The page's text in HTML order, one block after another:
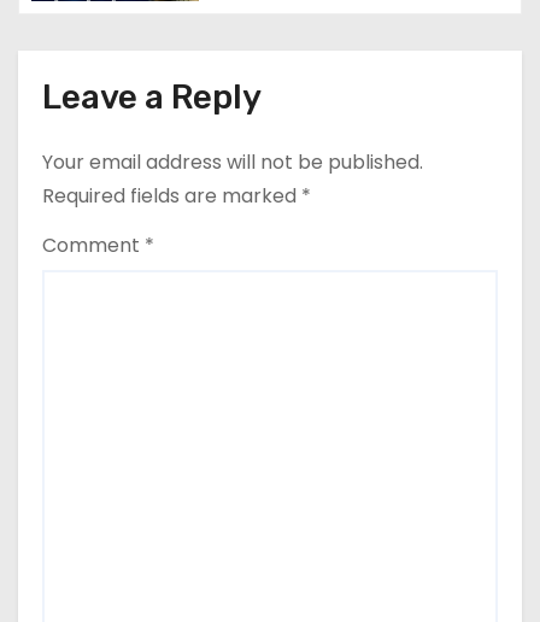
o
Leave a Reply
Your email address will not be published.
Required fields are marked *
Comment *